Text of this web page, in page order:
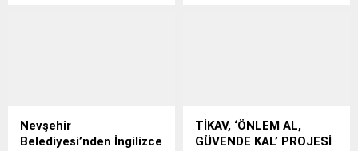
sorumluluk projeleriyle
toplumun farklı kesimlerine
Nevşehir
Belediyesi’nden İngilizce
TİKAV, ‘ÖNLEM AL,
GÜVENDE KAL’ PROJESİ